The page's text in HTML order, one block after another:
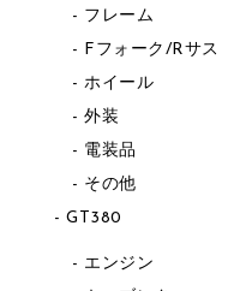
フレーム
Fフォーク/Rサス
ホイール
外装
電装品
その他
GT380
エンジン